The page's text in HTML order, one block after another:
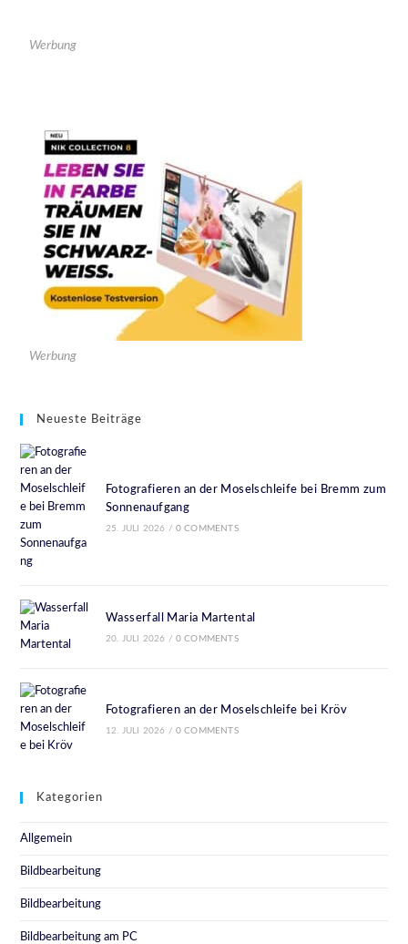
Werbung
Werbung
Neueste Beiträge
Fotografieren an der Moselschleife bei Bremm zum
Sonnenaufgang
25. JULI 2026 / 0 COMMENTS
Wasserfall Maria Martental
20. JULI 2026 / 0 COMMENTS
Fotografieren an der Moselschleife bei Kröv
12. JULI 2026 / 0 COMMENTS
Kategorien
Allgemein
Bildbearbeitung
Bildbearbeitung
Bildbearbeitung am PC